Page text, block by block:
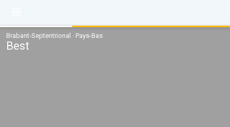
Brabant-Septentrional · Pays-Bas
Best